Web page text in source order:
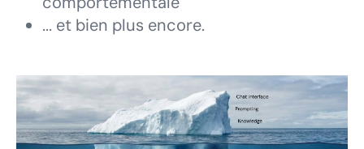
... et bien plus encore.